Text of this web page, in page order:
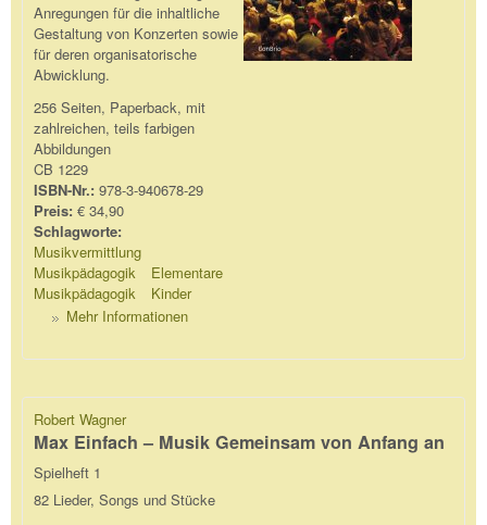
Anregungen für die inhaltliche
Gestaltung von Konzerten sowie
für deren organisatorische
Abwicklung.
256 Seiten, Paperback, mit
zahlreichen, teils farbigen
Abbildungen
CB 1229
ISBN-Nr.: 978-3-940678-29
Preis: € 34,90
Schlagworte:
Musikvermittlung
Musikpädagogik
Elementare
Musikpädagogik
Kinder
Mehr Informationen
Robert Wagner
Max Einfach – Musik Gemeinsam von Anfang an
Spielheft 1
82 Lieder, Songs und Stücke